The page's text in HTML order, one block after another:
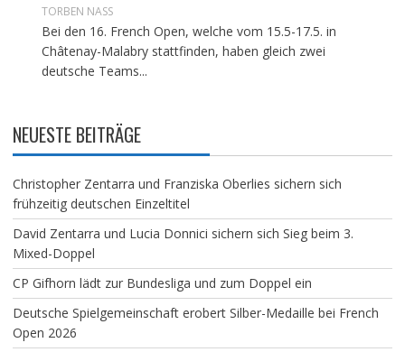
TORBEN NASS
Bei den 16. French Open, welche vom 15.5-17.5. in
Châtenay-Malabry stattfinden, haben gleich zwei
deutsche Teams...
NEUESTE BEITRÄGE
Christopher Zentarra und Franziska Oberlies sichern sich
frühzeitig deutschen Einzeltitel
David Zentarra und Lucia Donnici sichern sich Sieg beim 3.
Mixed-Doppel
CP Gifhorn lädt zur Bundesliga und zum Doppel ein
Deutsche Spielgemeinschaft erobert Silber-Medaille bei French
Open 2026